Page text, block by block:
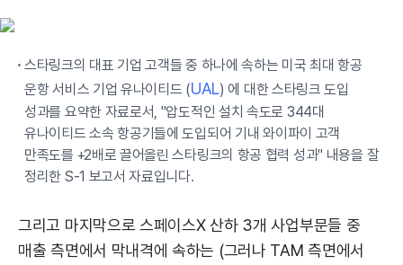
스타링크의 대표 기업 고객들 중 하나에 속하는 미국 최대 항공
운항 서비스 기업 유나이티드 (UAL) 에 대한 스타링크 도입
성과를 요약한 자료로서, "압도적인 설치 속도로 344대
유나이티드 소속 항공기들에 도입되어 기내 와이파이 고객
만족도를 +2배로 끌어올린 스타링크의 항공 협력 성과" 내용을 잘
정리한 S-1 보고서 자료입니다.
그리고 마지막으로 스페이스X 산하 3개 사업부문들 중
매출 측면에서 막내격에 속하는 (그러나 TAM 측면에서